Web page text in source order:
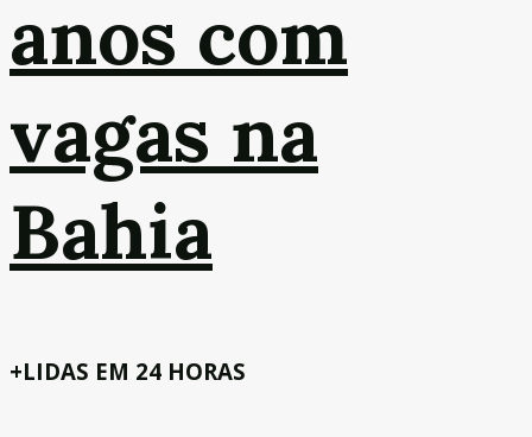
anos com
vagas na
Bahia
+LIDAS EM 24 HORAS